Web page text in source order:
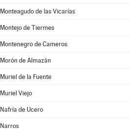
Monteagudo de las Vicarías
Montejo de Tiermes
Montenegro de Cameros
Morón de Almazán
Muriel de la Fuente
Muriel Viejo
Nafría de Ucero
Narros